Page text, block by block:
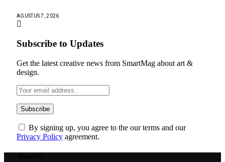
AGUSTUS 7, 2026
Subscribe to Updates
Get the latest creative news from SmartMag about art &
design.
By signing up, you agree to the our terms and our
Privacy Policy agreement.